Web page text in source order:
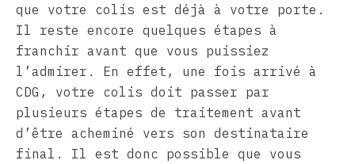
que votre colis est déjà à votre porte.
Il reste encore quelques étapes à
franchir avant que vous puissiez
l’admirer. En effet, une fois arrivé à
CDG, votre colis doit passer par
plusieurs étapes de traitement avant
d’être acheminé vers son destinataire
final. Il est donc possible que vous